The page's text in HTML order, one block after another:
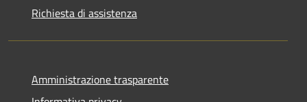
Richiesta di assistenza
Amministrazione trasparente